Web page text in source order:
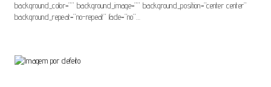
background_color=”” background_image=”” background_position=”center center”
background_repeat=”no-repeat” fade=”no”…